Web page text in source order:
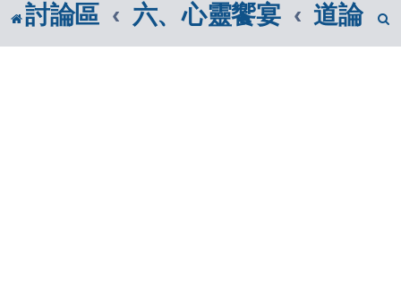
討論區 六、心靈饗宴 道論